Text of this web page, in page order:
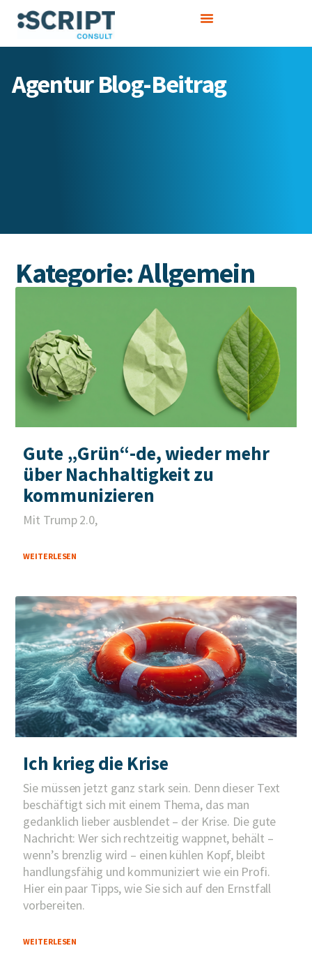
Inhalt
Agentur Blog-Beitrag
Kategorie: Allgemein
Gute „Grün“-de, wieder mehr
über Nachhaltigkeit zu
kommunizieren
Mit Trump 2.0,
WEITERLESEN
Ich krieg die Krise
Sie müssen jetzt ganz stark sein. Denn dieser Text
beschäftigt sich mit einem Thema, das man
gedanklich lieber ausblendet – der Krise. Die gute
Nachricht: Wer sich rechtzeitig wappnet, behält –
wenn’s brenzlig wird – einen kühlen Kopf, bleibt
handlungsfähig und kommuniziert wie ein Profi.
Hier ein paar Tipps, wie Sie sich auf den Ernstfall
vorbereiten.
WEITERLESEN